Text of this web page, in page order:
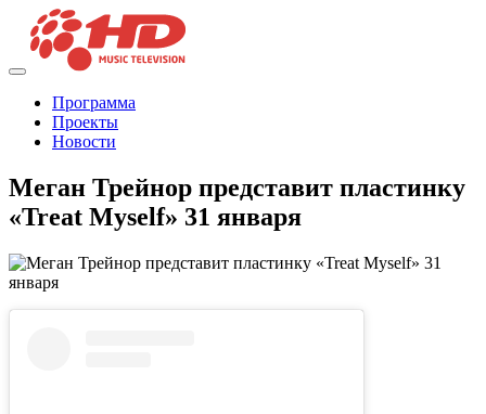
Программа
Проекты
Новости
Меган Трейнор представит пластинку
«Treat Myself» 31 января